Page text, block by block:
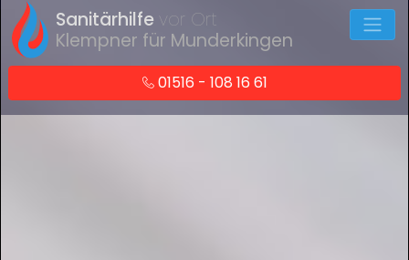
Sanitärhilfe vor Ort
Klempner für Munderkingen
01516 - 108 16 61